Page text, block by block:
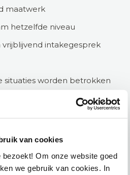
van cookies
Om onze website goed
we gebruik van cookies. In
maatwerk
hetzelfde niveau
vrijblijvend intakegesprek
situaties worden betrokken